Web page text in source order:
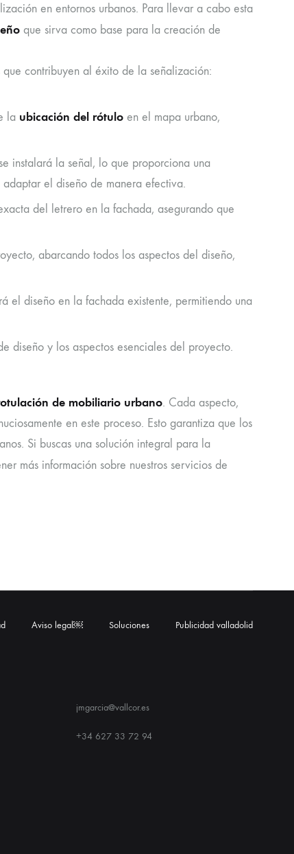
en entornos urbanos. Para llevar a cabo esta
que sirva como base para la creación de
contribuyen al éxito de la señalización:
la ubicación del rótulo en el mapa urbano,
instalará la señal, lo que proporciona una
el diseño de manera efectiva.
del letrero en la fachada, asegurando que
abarcando todos los aspectos del diseño,
el diseño en la fachada existente, permitiendo una
diseño y los aspectos esenciales del proyecto.
de mobiliario urbano. Cada aspecto,
en este proceso. Esto garantiza que los
Si buscas una solución integral para la
más información sobre nuestros servicios de
Aviso legal￼ Soluciones Publicidad valladolid
jmgarcia@vallcor.es
+34 627 33 72 94